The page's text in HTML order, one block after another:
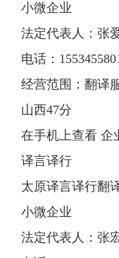
小微企业
法定代表人：张
电话：
经营范围：翻译
山西47分
在手机上查看 企
译言译行
太原译言译行翻
小微企业
法定代表人：张